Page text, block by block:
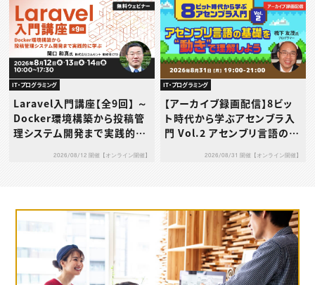
IT・プログラミング
Laravel入門講座【全9回】 ～
Docker環境構築から投稿管
理システム開発まで実践的に
2026/08/12 開催【オンライン開催】
IT・プログラミング
【アーカイブ録画配信】8ビッ
ト時代から学ぶアセンブラ入
門 Vol.2 アセンブリ言語の基
2026/08/31 開催【オンライン開催】